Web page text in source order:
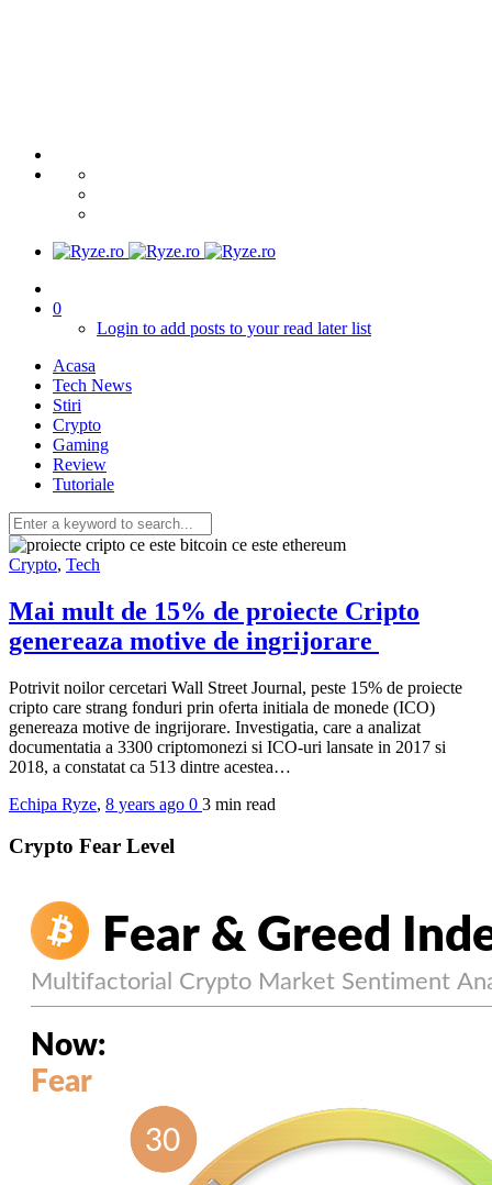
0
Login to add posts to your read later list
Acasa
Tech News
Stiri
Crypto
Gaming
Review
Tutoriale
Crypto, Tech
Mai mult de 15% de proiecte Cripto
genereaza motive de ingrijorare
Potrivit noilor cercetari Wall Street Journal, peste 15% de proiecte
cripto care strang fonduri prin oferta initiala de monede (ICO)
genereaza motive de ingrijorare. Investigatia, care a analizat
documentatia a 3300 criptomonezi si ICO-uri lansate in 2017 si
2018, a constatat ca 513 dintre acestea…
Echipa Ryze, 8 years ago 0 3 min read
Crypto Fear Level